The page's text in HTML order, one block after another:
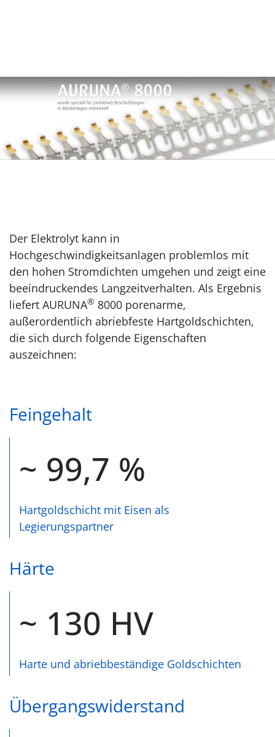
Der Elektrolyt kann in
Hochgeschwindigkeitsanlagen problemlos mit
den hohen Stromdichten umgehen und zeigt eine
beeindruckendes Langzeitverhalten. Als Ergebnis
liefert AURUNA® 8000 porenarme,
außerordentlich abriebfeste Hartgoldschichten,
die sich durch folgende Eigenschaften
auszeichnen:
Feingehalt
~ 99,7 %
Hartgoldschicht mit Eisen als
Legierungspartner
Härte
~ 130 HV
Harte und abriebbeständige Goldschichten
Übergangswiderstand